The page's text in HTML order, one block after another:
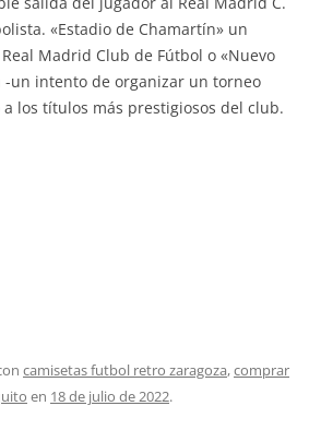
«Estadio de Chamartín» un
Madrid Club de Fútbol o «Nuevo
-un intento de organizar un torneo
los títulos más prestigiosos del club.
camisetas futbol retro zaragoza,comprar
en 18 de julio de 2022.